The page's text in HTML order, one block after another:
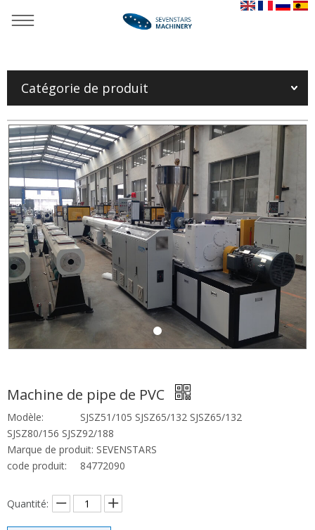
Catégorie de produit
Machine de pipe de PVC
Modèle:
SJSZ51/105 SJSZ65/132 SJSZ65/132
SJSZ80/156 SJSZ92/188
Marque de produit: SEVENSTARS
code produit:
84772090
Quantité: